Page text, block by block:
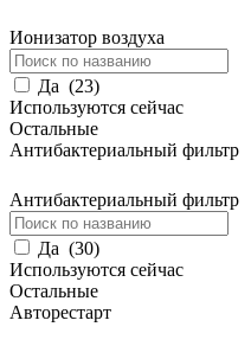
Ионизатор воздуха
Да (23)
Используются сейчас
Остальные
Антибактериальный фильтр
Антибактериальный фильтр
Да (30)
Используются сейчас
Остальные
Авторестарт